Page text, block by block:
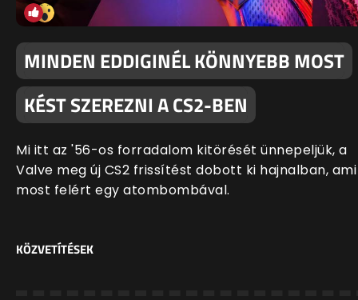
MINDEN EDDIGINÉL KÖNNYEBB MOST
KÉST SZEREZNI A CS2-BEN
Mi itt az '56-os forradalom kitörését ünnepeljük, a
Valve meg új CS2 frissítést dobott ki hajnalban, ami
most felért egy atombombával.
KÖZVETÍTÉSEK